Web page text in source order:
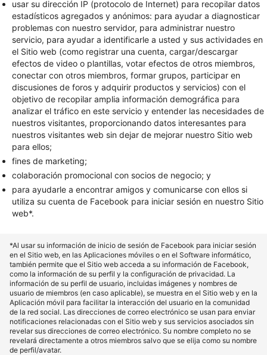
usar su dirección IP (protocolo de Internet) para recopilar datos
estadísticos agregados y anónimos: para ayudar a diagnosticar
problemas con nuestro servidor, para administrar nuestro
servicio, para ayudar a identificarle a usted y sus actividades en
el Sitio web (como registrar una cuenta, cargar/descargar
efectos de video o plantillas, votar efectos de otros miembros,
conectar con otros miembros, formar grupos, participar en
discusiones de foros y adquirir productos y servicios) con el
objetivo de recopilar amplia información demográfica para
analizar el tráfico en este servicio y entender las necesidades de
nuestros visitantes, proporcionando datos interesantes para
nuestros visitantes web sin dejar de mejorar nuestro Sitio web
para ellos;
fines de marketing;
colaboración promocional con socios de negocio; y
para ayudarle a encontrar amigos y comunicarse con ellos si
utiliza su cuenta de Facebook para iniciar sesión en nuestro Sitio
web*.
*Al usar su información de inicio de sesión de Facebook para iniciar sesión
en el Sitio web, en las Aplicaciones móviles o en el Software informático,
también permite que el Sitio web acceda a su información de Facebook,
como la información de su perfil y la configuración de privacidad. La
información de su perfil de usuario, incluidas imágenes y nombres de
usuario de miembros (en caso aplicable), se muestra en el Sitio web y en la
Aplicación móvil para facilitar la interacción del usuario en la comunidad
de la red social. Las direcciones de correo electrónico se usan para enviar
notificaciones relacionadas con el Sitio web y sus servicios asociados sin
revelar sus direcciones de correo electrónico. Su nombre completo no se
revelará directamente a otros miembros salvo que se elija como su nombre
de perfil/avatar.